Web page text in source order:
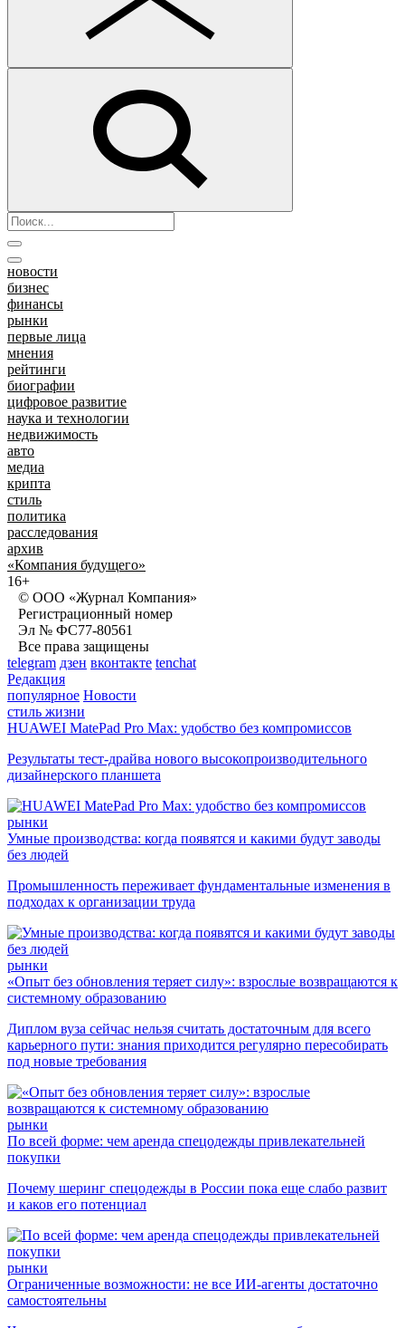
новости
бизнес
финансы
рынки
первые лица
мнения
рейтинги
биографии
цифровое развитие
наука и технологии
недвижимость
авто
медиа
крипта
стиль
политика
расследования
архив
«Компания будущего»
16+
© ООО «Журнал Компания»
Регистрационный номер
Эл № ФС77-80561
Все права защищены
telegram дзен вконтакте tenchat
Редакция
популярное Новости
стиль жизни
HUAWEI MatePad Pro Max: удобство без компромиссов
Результаты тест-драйва нового высокопроизводительного
дизайнерского планшета
рынки
Умные производства: когда появятся и какими будут заводы
без людей
Промышленность переживает фундаментальные изменения в
подходах к организации труда
рынки
«Опыт без обновления теряет силу»: взрослые возвращаются к
системному образованию
Диплом вуза сейчас нельзя считать достаточным для всего
карьерного пути: знания приходится регулярно пересобирать
под новые требования
рынки
По всей форме: чем аренда спецодежды привлекательней
покупки
Почему шеринг спецодежды в России пока еще слабо развит
и каков его потенциал
рынки
Ограниченные возможности: не все ИИ-агенты достаточно
самостоятельны